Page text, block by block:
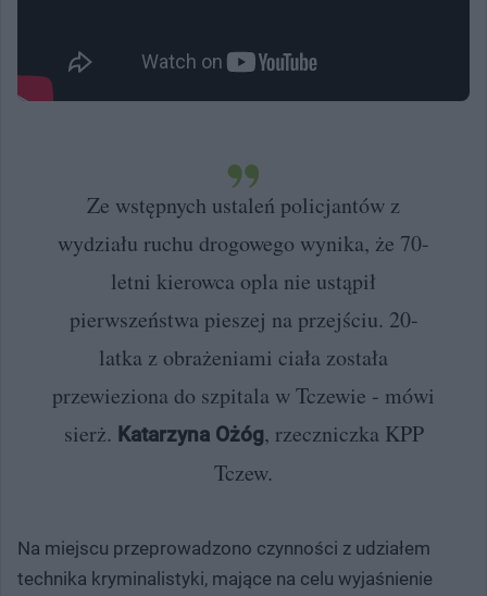
Ze wstępnych ustaleń policjantów z
wydziału ruchu drogowego wynika, że 70-
letni kierowca opla nie ustąpił
pierwszeństwa pieszej na przejściu. 20-
latka z obrażeniami ciała została
przewieziona do szpitala w Tczewie - mówi
sierż. Katarzyna Ożóg, rzeczniczka KPP
Tczew.
Na miejscu przeprowadzono czynności z udziałem
technika kryminalistyki, mające na celu wyjaśnienie